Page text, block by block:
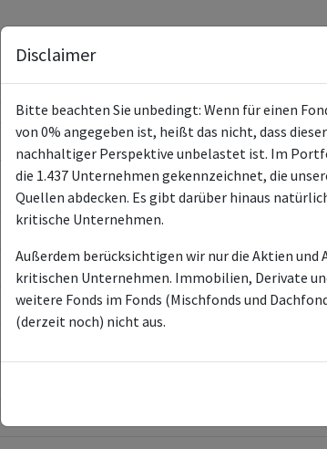
Fonds
HAL Umbrella -
LU1532505614
Anleihen
Lampe Asset
Disclaimer
Bitte beachten Sie unbedingt: Wenn für einen
von 0% angegeben ist, heißt das nicht, dass dieser
nachhaltiger Perspektive unbelastet ist. Im
die 1.437 Unternehmen gekennzeichnet, die
Quellen abdecken. Es gibt darüber hinaus
kritische Unternehmen.
Außerdem berücksichtigen wir nur die Aktien und
kritischen Unternehmen. Immobilien, Derivate
weitere Fonds im Fonds (Mischfonds und
(derzeit noch) nicht aus.